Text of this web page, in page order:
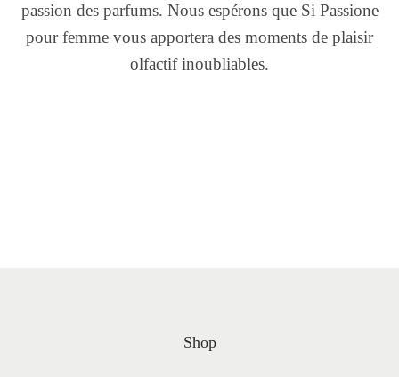
passion des parfums. Nous espérons que Si Passione
pour femme vous apportera des moments de plaisir
olfactif inoubliables.
Shop